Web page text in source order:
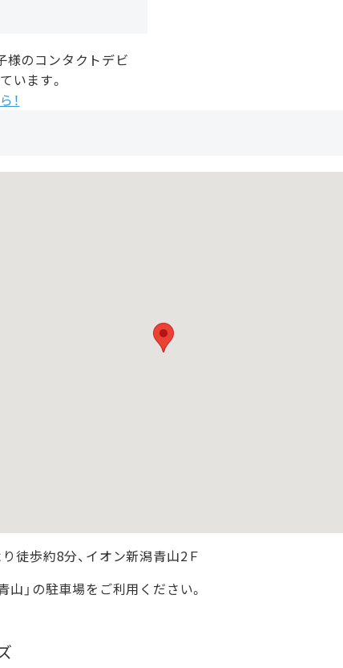
様のコンタクトデビ
います。
！
徒歩約8分、イオン新潟青山2Ｆ
山」の駐車場をご利用ください。